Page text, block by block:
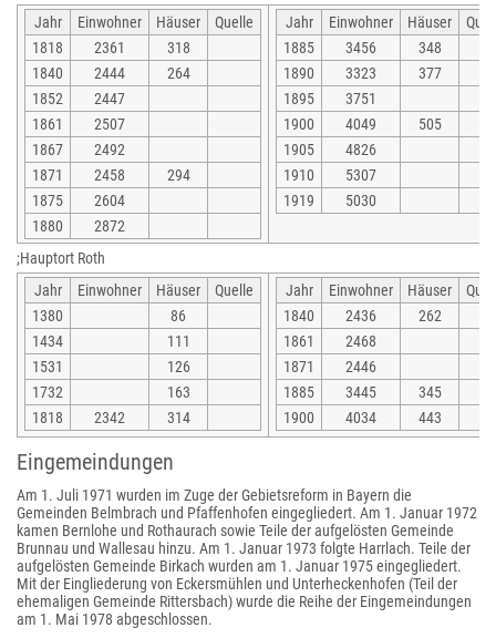
Jahr
Einwohner Häuser
Quelle
1818
2361
318
1840
2444
264
1852
2447
1861
2507
1867
2492
1871
2458
294
1875
2604
1880
2872
Jahr Einwohner Häuser
1885
3456
348
1890
3323
377
1895
3751
1900
4049
505
1905
4826
1910
5307
1919
5030
;Hauptort Roth
Jahr
Einwohner Häuser
Quelle
1380
86
1434
111
1531
126
1732
163
1818
2342 314
Jahr Einwohner Häuser
1840
2436
262
1861
2468
1871
2446
1885
3445
345
1900
4034 443
Eingemeindungen
Am 1. Juli 1971 wurden im Zuge der Gebietsreform in Bayern die
Gemeinden Belmbrach und Pfaffenhofen eingegliedert. Am 1. Januar 1972
kamen Bernlohe und Rothaurach sowie Teile der aufgelösten Gemeinde
Brunnau und Wallesau hinzu. Am 1. Januar 1973 folgte Harrlach. Teile der
aufgelösten Gemeinde Birkach wurden am 1. Januar 1975 eingegliedert.
Mit der Eingliederung von Eckersmühlen und Unterheckenhofen (Teil der
ehemaligen Gemeinde Rittersbach) wurde die Reihe der Eingemeindungen
am 1. Mai 1978 abgeschlossen.